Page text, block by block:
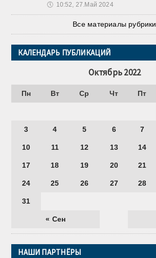
🕔 10:52, 27.Май 2024
Все материалы рубрики
КАЛЕНДАРЬ ПУБЛИКАЦИЙ
Октябрь 2022
Пн Вт Ср Чт Пт
« Сен
3 4 5 6 7
10 11 12 13 14
17 18 19 20 21
24 25 26 27 28
31
НАШИ ПАРТНЁРЫ